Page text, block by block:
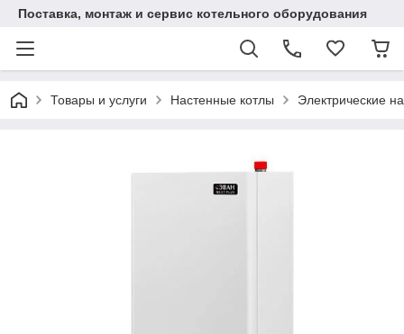
Поставка, монтаж и сервис котельного оборудования
Товары и услуги Настенные котлы Электрические